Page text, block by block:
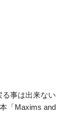
事は出来ない
「Maxims and